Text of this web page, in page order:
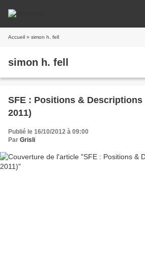
Accueil » simon h. fell
simon h. fell
SFE : Positions & Descriptions
2011)
Publié le 16/10/2012 à 09:00
Par Grisli